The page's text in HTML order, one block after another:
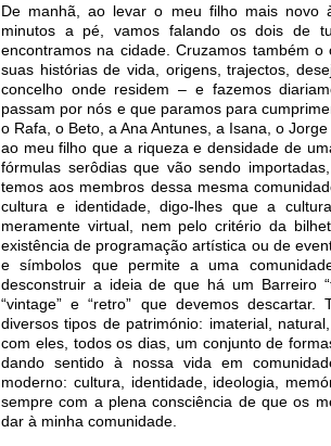
De manhã, ao levar o meu filho mais novo
minutos a pé, vamos falando os dois de
encontramos na cidade. Cruzamos também
suas histórias de vida, origens, trajectos,
concelho onde residem – e fazemos
passam por nós e que paramos para
o Rafa, o Beto, a Ana Antunes, a Isana, o
ao meu filho que a riqueza e densidade de
fórmulas serôdias que vão sendo
temos aos membros dessa mesma
cultura e identidade, digo-lhes que a
meramente virtual, nem pelo critério da
existência de programação artística ou de
e símbolos que permite a uma
desconstruir a ideia de que há um Barreiro
“vintage” e “retro” que devemos
diversos tipos de património: imaterial,
com eles, todos os dias, um conjunto de
dando sentido à nossa vida em
moderno: cultura, identidade, ideologia,
sempre com a plena consciência de que os
dar à minha comunidade.